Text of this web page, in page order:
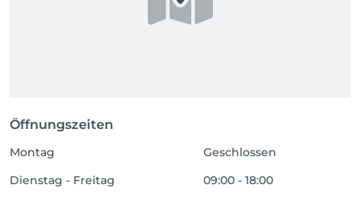
Öffnungszeiten
Montag
Geschlossen
Dienstag - Freitag
09:00 - 18:00